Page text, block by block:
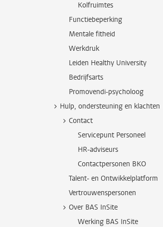
Kolfruimtes
Functiebeperking
Mentale fitheid
Werkdruk
Leiden Healthy University
Bedrijfsarts
Promovendi-psycholoog
Hulp, ondersteuning en klachten
Contact
Servicepunt Personeel
HR-adviseurs
Contactpersonen BKO
Talent- en Ontwikkelplatform
Vertrouwenspersonen
Over BAS InSite
Werking BAS InSite